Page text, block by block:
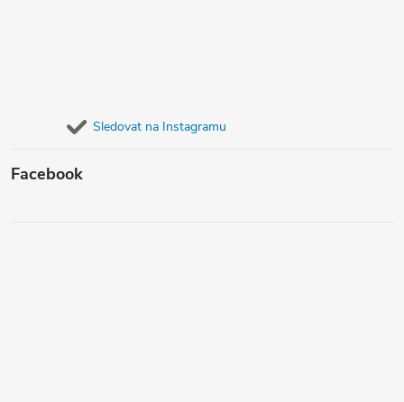
Sledovat na Instagramu
Facebook